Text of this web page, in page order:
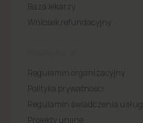
Baza lekarzy
Wniosek refundacyjny
Regulamin organizacyjny
Polityka prywatności
Regulamin świadczenia usług
Projekty unijne